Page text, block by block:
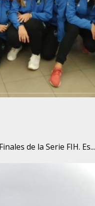
de la Serie FIH. Es...